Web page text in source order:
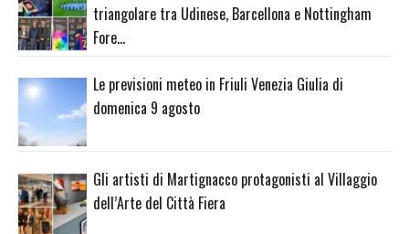
triangolare tra Udinese, Barcellona e Nottingham
Fore…
Le previsioni meteo in Friuli Venezia Giulia di
domenica 9 agosto
Gli artisti di Martignacco protagonisti al Villaggio
dell’Arte del Città Fiera